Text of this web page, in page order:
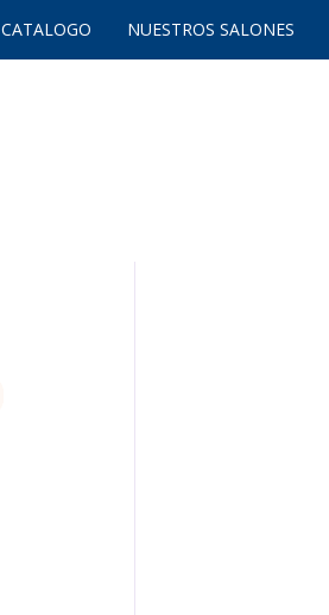
CATALOGO NUESTROS SALONES